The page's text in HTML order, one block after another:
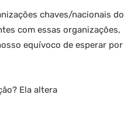
chaves/nacionais do
com essas organizações,
equívoco de esperar por
Ela altera